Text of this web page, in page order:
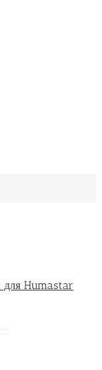
для Humastar